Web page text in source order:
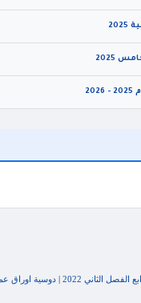
2025
الثاني 2022 |دوسية اوراق